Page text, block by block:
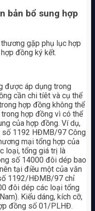
bản bổ sung hợp
gặp phụ lục hợp
đồng ký kết.
được áp dụng trong
cần chi tíêt và cụ thể
hợp đồng không thể
hợp đồng vì có thể
của hợp đồng. Ví dụ,
số 1192 HĐMB/97 Công
mại tổng hợp của
loại, tổng giá trị là
số 14000 đôi dép bao
tại điều một của văn
1192/HĐMB/97 chỉ
đôi dép các loại tổng
Kiểu dáng, kích cỡ,
đồng số 01/PLHĐ.